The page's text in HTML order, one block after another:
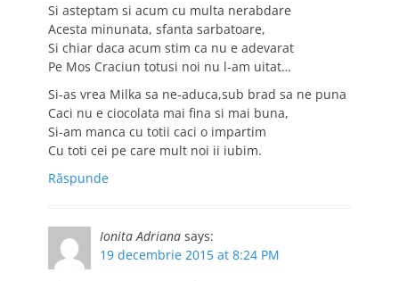
Si asteptam si acum cu multa nerabdare
Acesta minunata, sfanta sarbatoare,
Si chiar daca acum stim ca nu e adevarat
Pe Mos Craciun totusi noi nu l-am uitat…
Si-as vrea Milka sa ne-aduca,sub brad sa ne puna
Caci nu e ciocolata mai fina si mai buna,
Si-am manca cu totii caci o impartim
Cu toti cei pe care mult noi ii iubim.
Răspunde
Ionita Adriana says:
19 decembrie 2015 at 8:24 PM